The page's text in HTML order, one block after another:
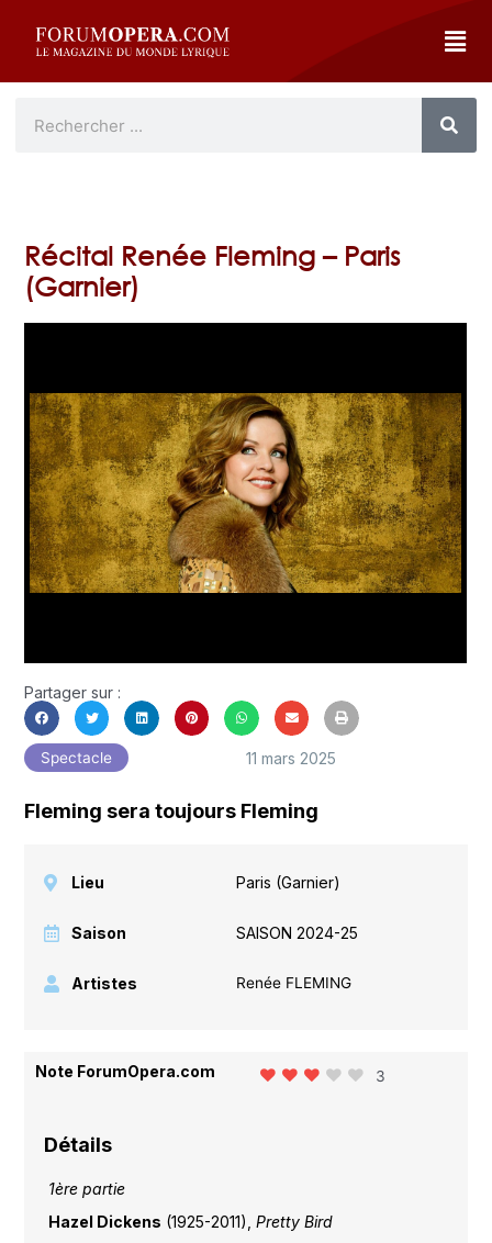
Récital Renée Fleming – Paris
(Garnier)
Partager sur :
Spectacle 11 mars 2025
Fleming sera toujours Fleming
Lieu Paris (Garnier)
Saison SAISON 2024-25
Artistes Renée FLEMING
Note ForumOpera.com 3
Détails
1ère partie
Hazel Dickens (1925-2011), Pretty Bird